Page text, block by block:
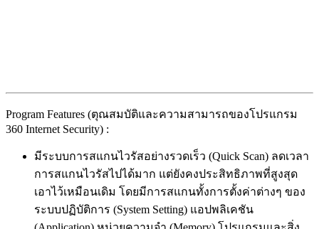
Program Features (ตุณสมบัติและความสามารถของโปรแกรม
360 Internet Security) :
มีระบบการสแกนไวรัสอย่างรวดเร็ว (Quick Scan) ลดเวลา
การสแกนไวรัสไปได้มาก แต่ยังคงประสิทธิภาพที่สูงสุด
เอาไว้เหมือนเดิม โดยมีการสแกนทั้งการตั้งค่าต่างๆ ของ
ระบบปฏิบัติการ (System Setting) แอปพลิเคชัน